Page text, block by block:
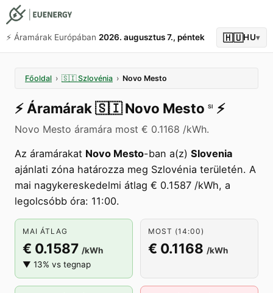
⚡️ Áramárak Európában 2026. augusztus 7., péntek 🇭🇺HU▾
Főoldal › 🇸🇮 Szlovénia › Novo Mesto
⚡️ Áramárak🇸🇮 Novo Mesto SI ⚡️
Novo Mesto áramára most € 0.1168 /kWh.
Az áramárakat Novo Mesto-ban a(z) Slovenia
ajánlati zóna határozza meg Szlovénia területén. A
mai nagykereskedelmi átlag € 0.1587 /kWh, a
legolcsóbb óra: 11:00.
MAI ÁTLAG
€ 0.1587 /kWh
▼ 13% vs tegnap
MOST (14:00)
€ 0.1168 /kWh